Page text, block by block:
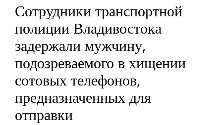
Сотрудники транспортной
полиции Владивостока
задержали мужчину,
подозреваемого в хищении
сотовых телефонов,
предназначенных для
отправки